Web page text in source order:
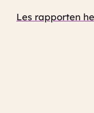
Les rapporten